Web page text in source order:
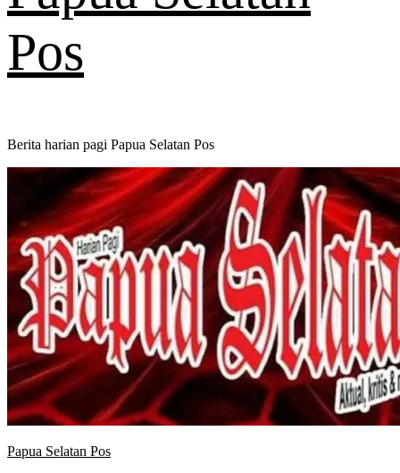
Pos
Berita harian pagi Papua Selatan Pos
Primary
Papua Selatan Pos